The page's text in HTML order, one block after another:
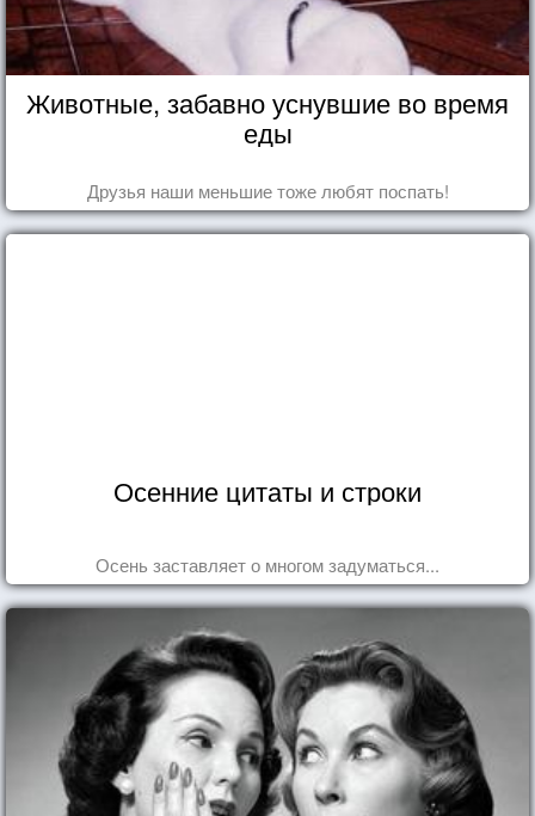
Животные, забавно уснувшие во время
еды
Друзья наши меньшие тоже любят поспать!
Осенние цитаты и строки
Осень заставляет о многом задуматься...